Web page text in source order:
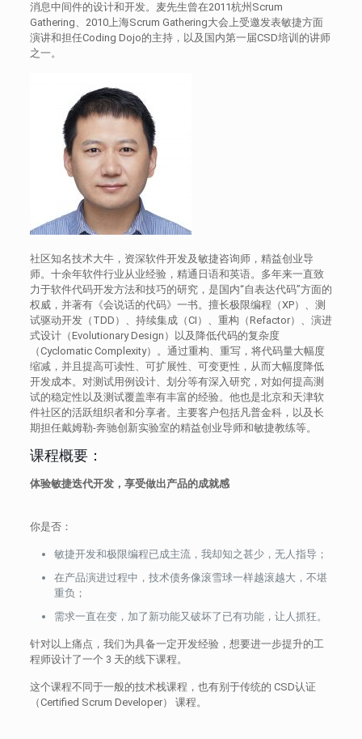
消息中间件的设计和开发。麦先生曾在2011杭州Scrum
Gathering、2010上海Scrum Gathering大会上受邀发表敏捷方面
演讲和担任Coding Dojo的主持，以及国内第一届CSD培训的讲师
之一。
社区知名技术大牛，资深软件开发及敏捷咨询师，精益创业导
师。十余年软件行业从业经验，精通日语和英语。多年来一直致
力于软件代码开发方法和技巧的研究，是国内“自表达代码”方面的
权威，并著有《会说话的代码》一书。擅长极限编程（XP）、测
试驱动开发（TDD）、持续集成（CI）、重构（Refactor）、演进
式设计（Evolutionary Design）以及降低代码的复杂度
（Cyclomatic Complexity）。通过重构、重写，将代码量大幅度
缩减，并且提高可读性、可扩展性、可变更性，从而大幅度降低
开发成本。对测试用例设计、划分等有深入研究，对如何提高测
试的稳定性以及测试覆盖率有丰富的经验。他也是北京和天津软
件社区的活跃组织者和分享者。主要客户包括凡普金科，以及长
期担任戴姆勒-奔驰创新实验室的精益创业导师和敏捷教练等。
课程概要：
体验敏捷迭代开发，享受做出产品的成就感
你是否：
敏捷开发和极限编程已成主流，我却知之甚少，无人指导；
在产品演进过程中，技术债务像滚雪球一样越滚越大， 不堪
重负；
需求一直在变，加了新功能又破坏了已有功能， 让人抓狂。
针对以上痛点，我们为具备一定开发经验，想要进一步提升的工
程师设计了一个 3 天的线下课程。
这个课程不同于一般的技术栈课程，也有别于传统的 CSD认证
（Certified Scrum Developer） 课程。